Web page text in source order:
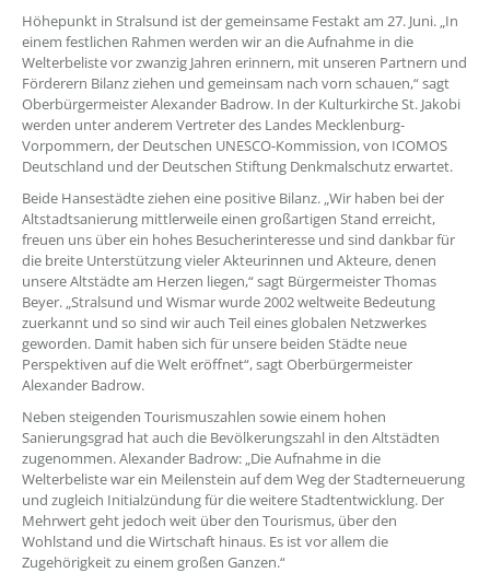
Höhepunkt in Stralsund ist der gemeinsame Festakt am 27. Juni. „In
einem festlichen Rahmen werden wir an die Aufnahme in die
Welterbeliste vor zwanzig Jahren erinnern, mit unseren Partnern und
Förderern Bilanz ziehen und gemeinsam nach vorn schauen,“ sagt
Oberbürgermeister Alexander Badrow. In der Kulturkirche St. Jakobi
werden unter anderem Vertreter des Landes Mecklenburg-
Vorpommern, der Deutschen UNESCO-Kommission, von ICOMOS
Deutschland und der Deutschen Stiftung Denkmalschutz erwartet.
Beide Hansestädte ziehen eine positive Bilanz. „Wir haben bei der
Altstadtsanierung mittlerweile einen großartigen Stand erreicht,
freuen uns über ein hohes Besucherinteresse und sind dankbar für
die breite Unterstützung vieler Akteurinnen und Akteure, denen
unsere Altstädte am Herzen liegen,“ sagt Bürgermeister Thomas
Beyer. „Stralsund und Wismar wurde 2002 weltweite Bedeutung
zuerkannt und so sind wir auch Teil eines globalen Netzwerkes
geworden. Damit haben sich für unsere beiden Städte neue
Perspektiven auf die Welt eröffnet“, sagt Oberbürgermeister
Alexander Badrow.
Neben steigenden Tourismuszahlen sowie einem hohen
Sanierungsgrad hat auch die Bevölkerungszahl in den Altstädten
zugenommen. Alexander Badrow: „Die Aufnahme in die
Welterbeliste war ein Meilenstein auf dem Weg der Stadterneuerung
und zugleich Initialzündung für die weitere Stadtentwicklung. Der
Mehrwert geht jedoch weit über den Tourismus, über den
Wohlstand und die Wirtschaft hinaus. Es ist vor allem die
Zugehörigkeit zu einem großen Ganzen.“